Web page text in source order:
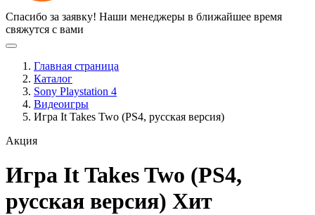
Спасибо за заявку! Наши менеджеры в ближайшее время
свяжутся с вами
Главная страница
Каталог
Sony Playstation 4
Видеоигры
Игра It Takes Two (PS4, русская версия)
Акция
Игра It Takes Two (PS4,
русская версия) Хит